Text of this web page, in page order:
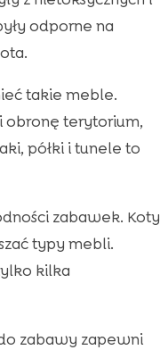
odporne na
takie meble.
obronę terytorium,
półki i tunele to
zabawek. Koty
typy mebli.
kilka
zabawy zapewni